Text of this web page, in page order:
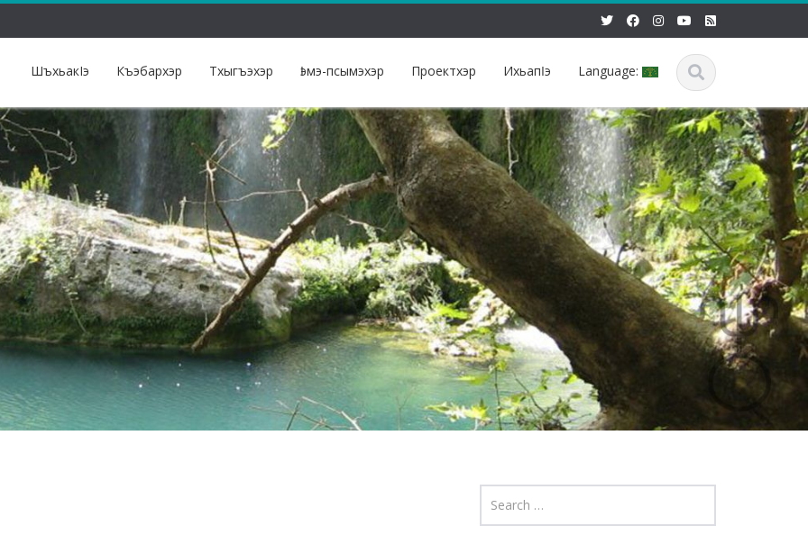
ШъхьакIэ Къэбархэр Тхыгъэхэр Ӏэмэ-псымэхэр Проектхэр Ихьапӏэ Language: